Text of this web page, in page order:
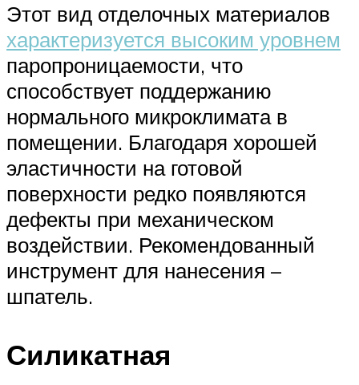
Этот вид отделочных материалов
характеризуется высоким уровнем
паропроницаемости, что
способствует поддержанию
нормального микроклимата в
помещении. Благодаря хорошей
эластичности на готовой
поверхности редко появляются
дефекты при механическом
воздействии. Рекомендованный
инструмент для нанесения –
шпатель.
Силикатная